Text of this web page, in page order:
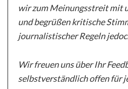
wir zum Meinungsstreit mit
und begrüßen kritische
journalistischer Regeln
Wir freuen uns über Ihr
selbstverständlich offen für